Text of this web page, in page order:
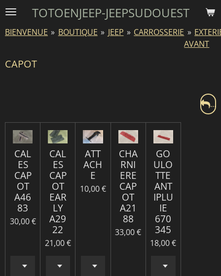
Passer
contenu
TOTOENJEEP-JEEPSUDOUEST
BIENVENUE » BOUTIQUE » JEEP » CARROSSERIE »
AVANT
CAPOT
...
CAL
ES
CAP
OT
A46
83
30,00 €
CAL
ES
CAP
OT
EAR
LY
A29
22
21,00 €
ATT
ACH
E
10,00 €
CHA
RNI
ERE
CAP
OT
A21
88
33,00 €
GO
ULO
TTE
ANT
IPLU
IE
670
345
18,00 €